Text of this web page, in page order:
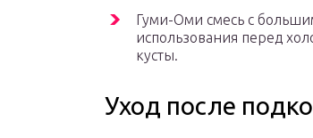
Гуми-Оми смесь с
использования перед
кусты.
Уход после